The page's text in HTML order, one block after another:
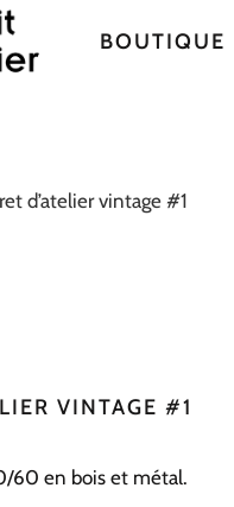
BOUTIQUE
d’atelier vintage #1
VINTAGE #1
60 en bois et métal.